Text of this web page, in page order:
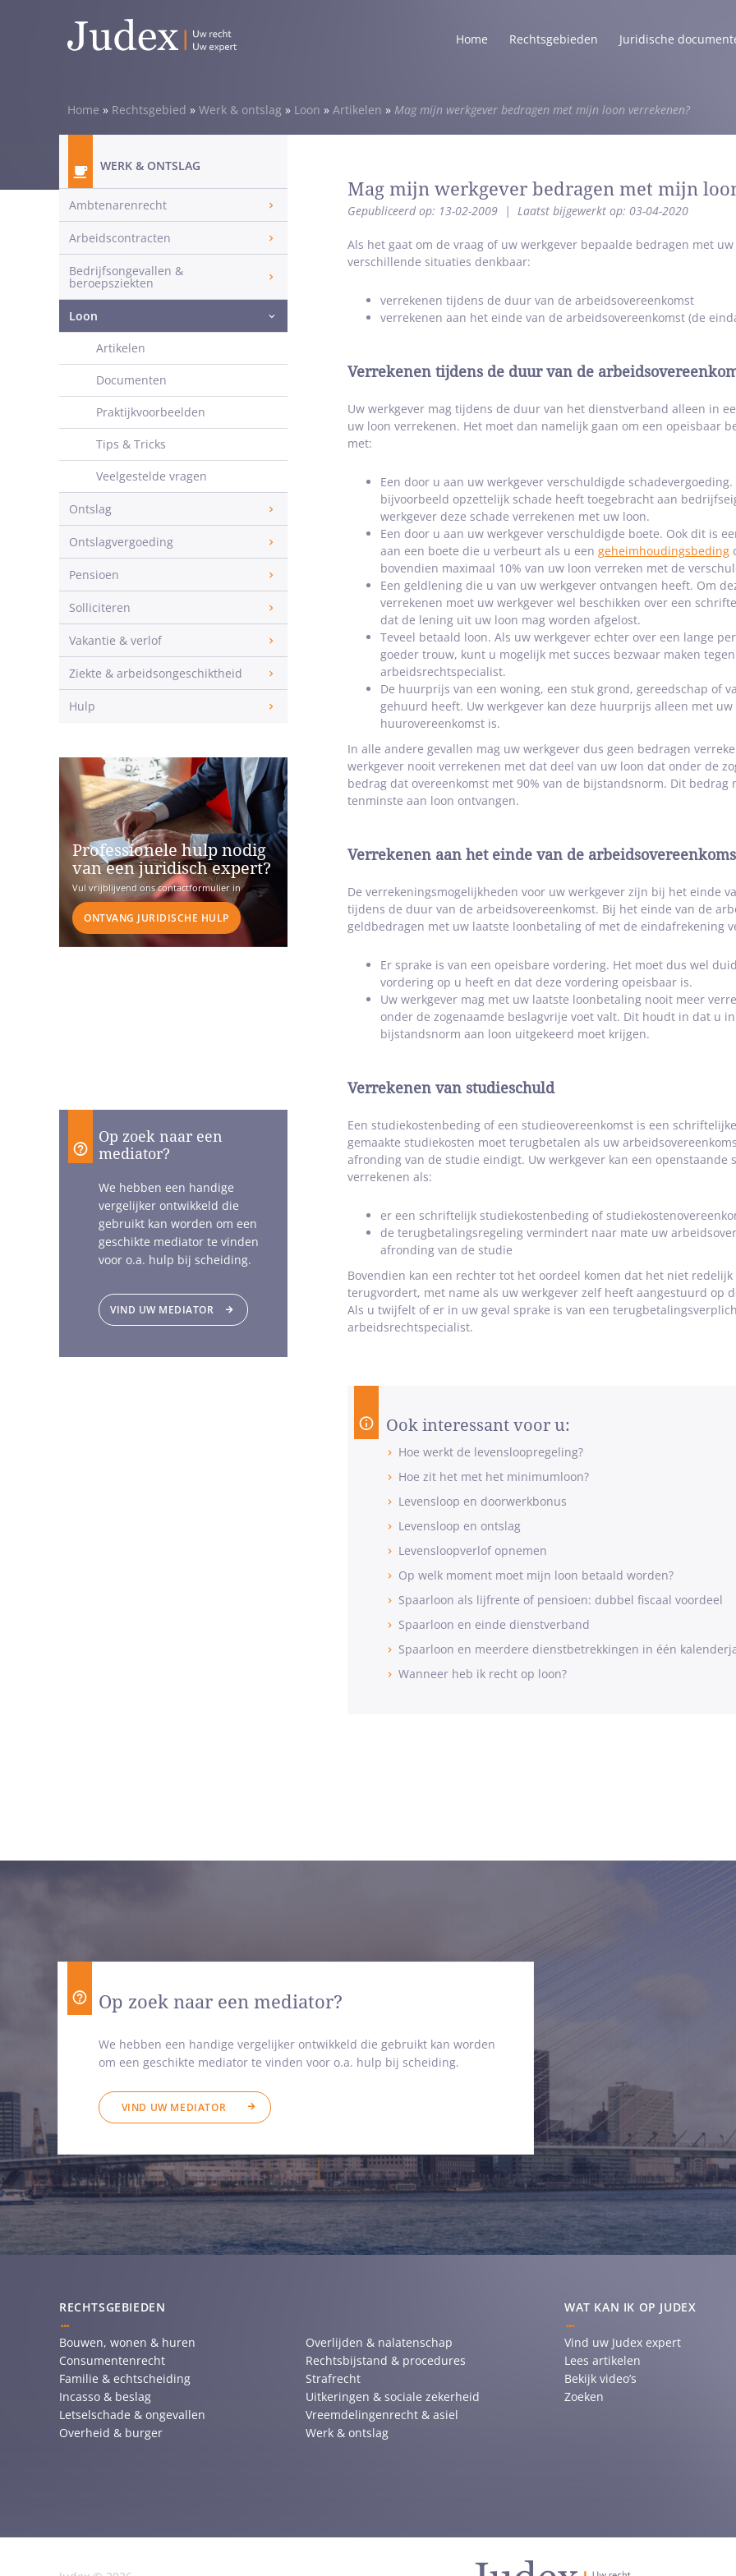
Home Rechtsgebieden Juridische
Home » Rechtsgebied » Werk & ontslag » Loon » Artikelen » Mag mijn werkgever bedragen met mijn loon verrekenen?
Mag mijn werkgever bedragen met mijn
Gepubliceerd op: 13-02-2009 | Laatst bijgewerkt op: 03-04-2020
Als het gaat om de vraag of uw werkgever bepaalde bedragen met
verschillende situaties denkbaar:
verrekenen tijdens de duur van de arbeidsovereenkomst
verrekenen aan het einde van de arbeidsovereenkomst (de
Verrekenen tijdens de duur van de
Uw werkgever mag tijdens de duur van het dienstverband alleen in
uw loon verrekenen. Het moet dan namelijk gaan om een opeisbaar
met:
Een door u aan uw werkgever verschuldigde
bijvoorbeeld opzettelijk schade heeft toegebracht aan
werkgever deze schade verrekenen met uw loon.
Een door u aan uw werkgever verschuldigde boete. Ook dit is
aan een boete die u verbeurt als u een geheimhoudingsbeding
bovendien maximaal 10% van uw loon verreken met de
Een geldlening die u van uw werkgever ontvangen heeft. Om
verrekenen moet uw werkgever wel beschikken over een
dat de lening uit uw loon mag worden afgelost.
Teveel betaald loon. Als uw werkgever echter over een lange
goeder trouw, kunt u mogelijk met succes bezwaar maken
arbeidsrechtspecialist.
De huurprijs van een woning, een stuk grond, gereedschap of
gehuurd heeft. Uw werkgever kan deze huurprijs alleen met
huurovereenkomst is.
In alle andere gevallen mag uw werkgever dus geen bedragen
werkgever nooit verrekenen met dat deel van uw loon dat onder de
bedrag dat overeenkomst met 90% van de bijstandsnorm. Dit bedrag
tenminste aan loon ontvangen.
Verrekenen aan het einde van de
De verrekeningsmogelijkheden voor uw werkgever zijn bij het einde
tijdens de duur van de arbeidsovereenkomst. Bij het einde van de
geldbedragen met uw laatste loonbetaling of met de eindafrekening
Er sprake is van een opeisbare vordering. Het moet dus wel
vordering op u heeft en dat deze vordering opeisbaar is.
Uw werkgever mag met uw laatste loonbetaling nooit meer
onder de zogenaamde beslagvrije voet valt. Dit houdt in dat u
bijstandsnorm aan loon uitgekeerd moet krijgen.
Verrekenen van studieschuld
Een studiekostenbeding of een studieovereenkomst is een
gemaakte studiekosten moet terugbetalen als uw
afronding van de studie eindigt. Uw werkgever kan een
verrekenen als:
er een schriftelijk studiekostenbeding of
de terugbetalingsregeling vermindert naar mate uw
afronding van de studie
Bovendien kan een rechter tot het oordeel komen dat het niet
terugvordert, met name als uw werkgever zelf heeft aangestuurd op
Als u twijfelt of er in uw geval sprake is van een
arbeidsrechtspecialist.
Ook interessant voor u:
Hoe werkt de levensloopregeling?
Hoe zit het met het minimumloon?
Levensloop en doorwerkbonus
Levensloop en ontslag
Levensloopverlof opnemen
Op welk moment moet mijn loon betaald worden?
Spaarloon als lijfrente of pensioen: dubbel fiscaal voordeel
Spaarloon en einde dienstverband
Spaarloon en meerdere dienstbetrekkingen in één
Wanneer heb ik recht op loon?
WERK & ONTSLAG
Ambtenarenrecht
Arbeidscontracten
Bedrijfsongevallen &
beroepsziekten
Loon
Artikelen
Documenten
Praktijkvoorbeelden
Tips & Tricks
Veelgestelde vragen
Ontslag
Ontslagvergoeding
Pensioen
Solliciteren
Vakantie & verlof
Ziekte & arbeidsongeschiktheid
Hulp
Professionele hulp nodig
van een juridisch expert?
Vul vrijblijvend ons contactformulier in
ONTVANG JURIDISCHE HULP
Op zoek naar een
mediator?
We hebben een handige
vergelijker ontwikkeld die
gebruikt kan worden om een
geschikte mediator te vinden
voor o.a. hulp bij scheiding.
VIND UW MEDIATOR
Op zoek naar een mediator?
We hebben een handige vergelijker ontwikkeld die gebruikt kan worden
om een geschikte mediator te vinden voor o.a. hulp bij scheiding.
VIND UW MEDIATOR
RECHTSGEBIEDEN
Bouwen, wonen & huren
Consumentenrecht
Familie & echtscheiding
Incasso & beslag
Letselschade & ongevallen
Overheid & burger
Overlijden & nalatenschap
Rechtsbijstand & procedures
Strafrecht
Uitkeringen & sociale zekerheid
Vreemdelingenrecht & asiel
Werk & ontslag
WAT KAN IK OP JUDEX
Vind uw Judex expert
Lees artikelen
Bekijk video’s
Zoeken